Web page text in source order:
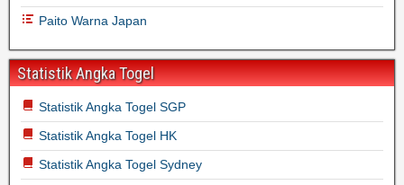
Paito Warna Japan
Statistik Angka Togel
Statistik Angka Togel SGP
Statistik Angka Togel HK
Statistik Angka Togel Sydney